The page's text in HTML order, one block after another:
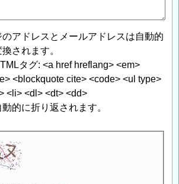
のアドレスとメールアドレスは自動的
されます。
タグ: <a href hreflang> <em>
<blockquote cite> <code> <ul type>
<li> <dl> <dt> <dd>
的に折り返されます。